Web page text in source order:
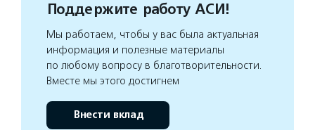
Поддержите работу АСИ!
Мы работаем, чтобы у вас была актуальная
информация и полезные материалы
по любому вопросу в благотворительности.
Вместе мы этого достигнем
Внести вклад